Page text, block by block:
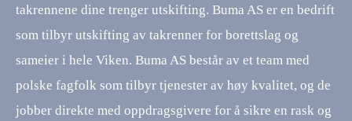
takrennene dine trenger utskifting. Buma AS er en bedrift
som tilbyr utskifting av takrenner for borettslag og
sameier i hele Viken. Buma AS består av et team med
polske fagfolk som tilbyr tjenester av høy kvalitet, og de
jobber direkte med oppdragsgivere for å sikre en rask og